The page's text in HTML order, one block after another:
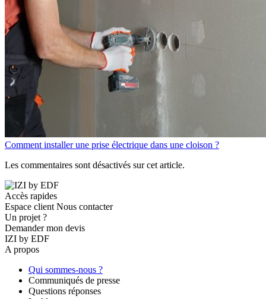
Comment installer une prise électrique dans une cloison ?
Les commentaires sont désactivés sur cet article.
Accès rapides
Espace client Nous contacter
Un projet ?
Demander mon devis
IZI by EDF
A propos
Qui sommes-nous ?
Communiqués de presse
Questions réponses